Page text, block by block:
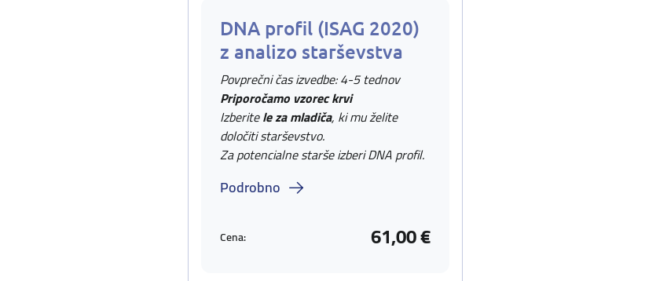
DNA profil (ISAG 2020)
z analizo starševstva
Povprečni čas izvedbe: 4-5 tednov
Priporočamo vzorec krvi
Izberitele za mladiča, ki mu želite
določiti starševstvo.
Za potencialne starše izberi DNA profil.
Podrobno
Cena: 61,00 €